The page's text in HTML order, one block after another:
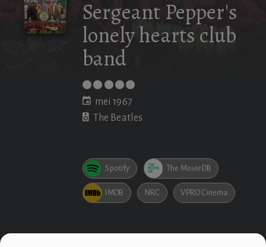
Sergeant Pepper's
lonely hearts club
band
mei 1967
The Beatles
Spotify The MovieDB
IMDB NRC VPRO Cinema